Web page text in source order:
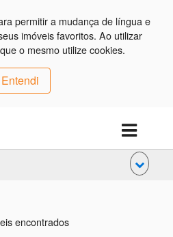
permitir a mudança de língua e
imóveis favoritos. Ao utilizar
o mesmo utilize cookies.
Entendi
encontrados